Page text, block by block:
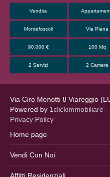
Vendita
Montefoscoli Via Piana
90.000 € 100 Mq
2 Servizi 2 Camere
Via Ciro Menotti 8 Viareggio
Powered by 1clickimmobiliare -
Privacy Policy
Home page
Vendi Con Noi